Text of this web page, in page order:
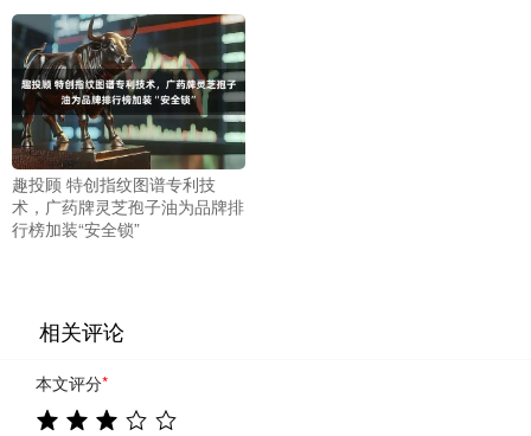
趣投顾 特创指纹图谱专利技
术，广药牌灵芝孢子油为品牌排
行榜加装“安全锁”
相关评论
本文评分*